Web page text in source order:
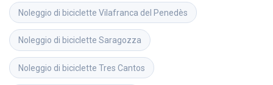
Noleggio di biciclette Vilafranca del Penedès
Noleggio di biciclette Saragozza
Noleggio di biciclette Tres Cantos